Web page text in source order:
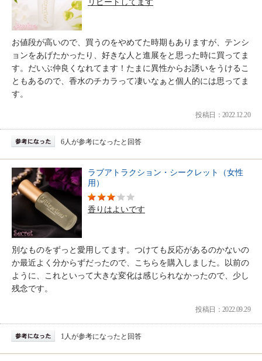
リピートしてます
お値段が高いので、買うのをやめてた時期もありますが、テンシ
ョンをあげたかったり、好きな人と進展をと思った時に買ってま
す。だいぶ仲良くなれてます！たまに異性からお誘いをうけるこ
ともあるので、香水のチカラって凄いなぁと個人的には思ってま
す。
投稿日：2022.12.20
6人が参考になったと回答
ラブアトラクション・シークレット（女性
用）
香りはよいです
別なものをずっと愛用してます。つけても反応があるのかないの
か最近よく分からずだったので、こちらを購入しました。以前の
ように、これといって大きな変化は感じられなかったので、少し
残念です。
投稿日：2022.09.29
1人が参考になったと回答